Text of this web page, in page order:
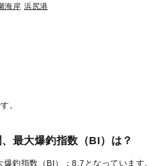
海岸 浜尻港
。
最大爆釣指数（BI）は？
釣指数（BI）：8.7となっています。